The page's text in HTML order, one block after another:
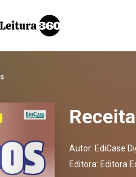
Autor: EdiCase
Editora: Editora